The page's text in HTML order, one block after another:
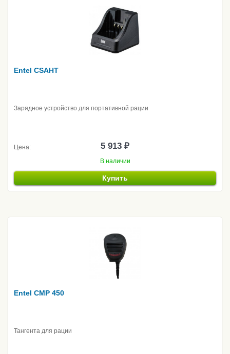
Entel CSAHT
Зарядное устройство для портативной рации
Цена: 5 913 ₽
В наличии
Купить
Entel CMP 450
Тангента для рации